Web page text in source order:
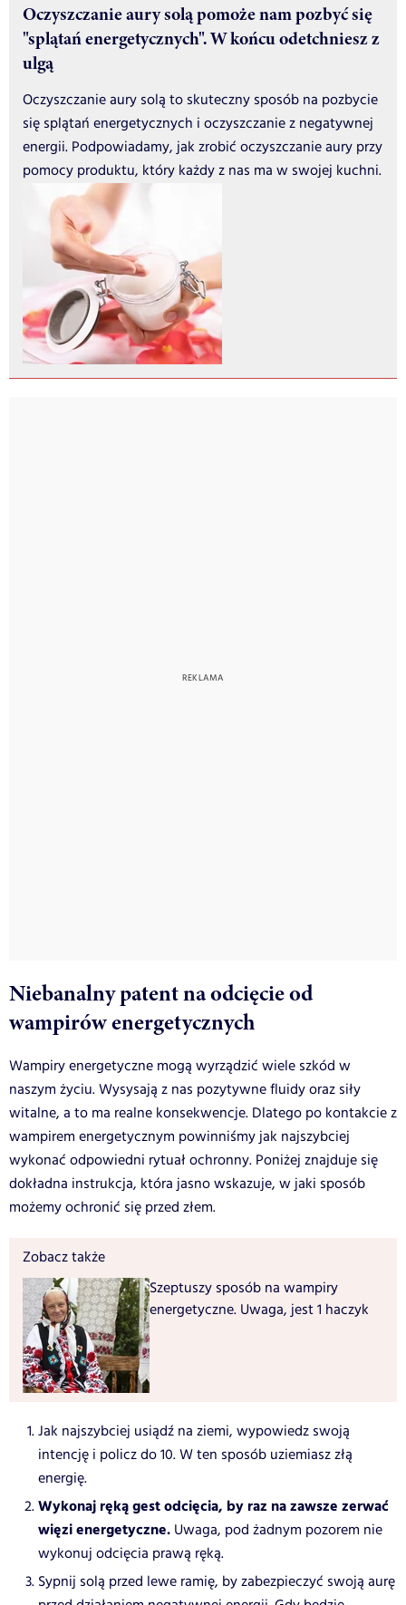
Oczyszczanie aury solą pomoże nam pozbyć się
"splątań energetycznych". W końcu odetchniesz z
ulgą
Oczyszczanie aury solą to skuteczny sposób na pozbycie
się splątań energetycznych i oczyszczanie z negatywnej
energii. Podpowiadamy, jak zrobić oczyszczanie aury przy
pomocy produktu, który każdy z nas ma w swojej kuchni.
Niebanalny patent na odcięcie od
wampirów energetycznych
Wampiry energetyczne mogą wyrządzić wiele szkód w
naszym życiu. Wysysają z nas pozytywne fluidy oraz siły
witalne, a to ma realne konsekwencje. Dlatego po kontakcie z
wampirem energetycznym powinniśmy jak najszybciej
wykonać odpowiedni rytuał ochronny. Poniżej znajduje się
dokładna instrukcja, która jasno wskazuje, w jaki sposób
możemy ochronić się przed złem.
Zobacz także
Szeptuszy sposób na wampiry
energetyczne. Uwaga, jest 1 haczyk
Jak najszybciej usiądź na ziemi, wypowiedz swoją
intencję i policz do 10. W ten sposób uziemiasz złą
energię.
Wykonaj ręką gest odcięcia, by raz na zawsze zerwać
więzi energetyczne. Uwaga, pod żadnym pozorem nie
wykonuj odcięcia prawą ręką.
Sypnij solą przed lewe ramię, by zabezpieczyć swoją aurę